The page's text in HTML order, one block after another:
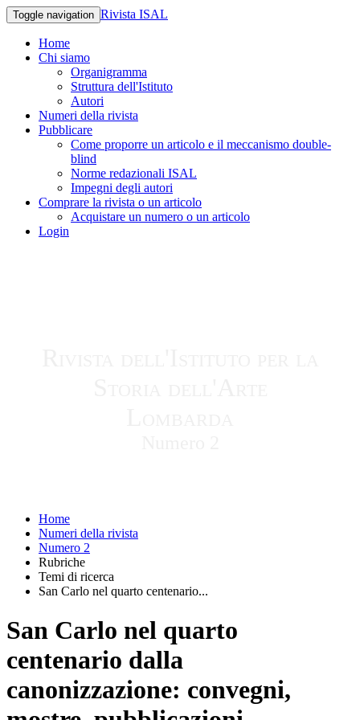
Toggle navigation Rivista ISAL
Home
Chi siamo
Organigramma
Struttura dell'Istituto
Autori
Numeri della rivista
Pubblicare
Come proporre un articolo e il meccanismo double-
blind
Norme redazionali ISAL
Impegni degli autori
Comprare la rivista o un articolo
Acquistare un numero o un articolo
Login
Home
Numeri della rivista
Numero 2
Rubriche
Temi di ricerca
San Carlo nel quarto centenario...
San Carlo nel quarto
centenario dalla
canonizzazione: convegni,